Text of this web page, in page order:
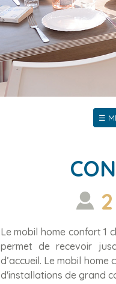
☰
2
Le mobil home confort 1
permet de recevoir
d’accueil. Le mobil
d'installations de grand